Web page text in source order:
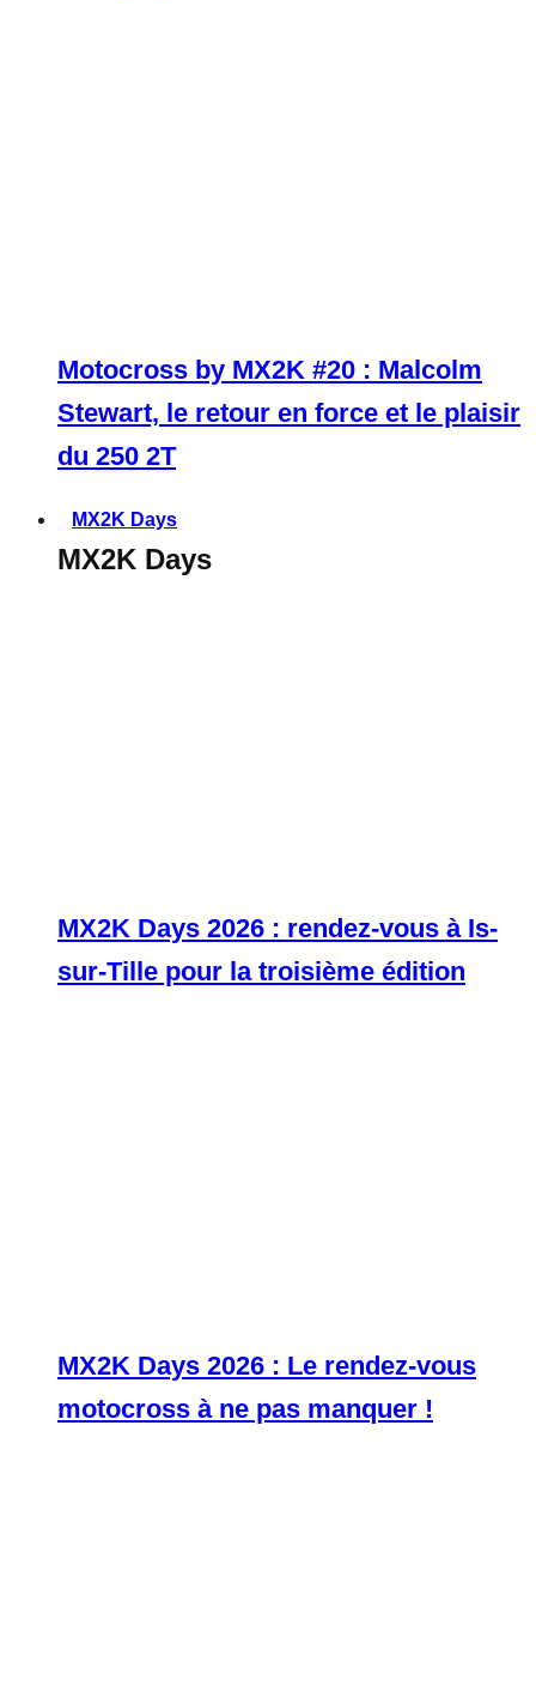
Motocross by MX2K #20 : Malcolm
Stewart, le retour en force et le plaisir
du 250 2T
MX2K Days
MX2K Days
MX2K Days 2026 : rendez-vous à Is-
sur-Tille pour la troisième édition
MX2K Days 2026 : Le rendez-vous
motocross à ne pas manquer !